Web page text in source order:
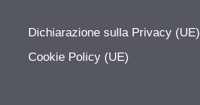
Dichiarazione sulla Privacy (UE)
Cookie Policy (UE)